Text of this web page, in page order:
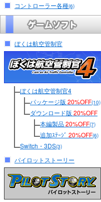
コントローラー各種(6)
ぼくは航空管制官
ぼくは航空管制官4
パッケージ版 20%OFF(10)
ダウンロード版 20%OFF
本編製品20%OFF(7)
追加ｽﾃｰｼﾞ 20%OFF(6)
Switch・3DS(3)
パイロットストーリー